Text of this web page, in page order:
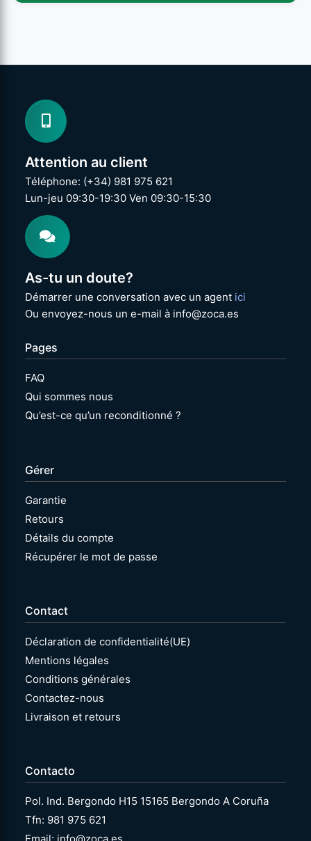
Attention au client
Téléphone: (+34) 981 975 621
Lun-jeu 09:30-19:30 Ven 09:30-15:30
As-tu un doute?
Démarrer une conversation avec un agent ici
Ou envoyez-nous un e-mail à info@zoca.es
Pages
FAQ
Qui sommes nous
Qu’est-ce qu’un reconditionné ?
Gérer
Garantie
Retours
Détails du compte
Récupérer le mot de passe
Contact
Déclaration de confidentialité(UE)
Mentions légales
Conditions générales
Contactez-nous
Livraison et retours
Contacto
Pol. Ind. Bergondo H15 15165 Bergondo A Coruña
Tfn: 981 975 621